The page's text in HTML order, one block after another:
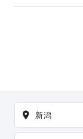
新潟